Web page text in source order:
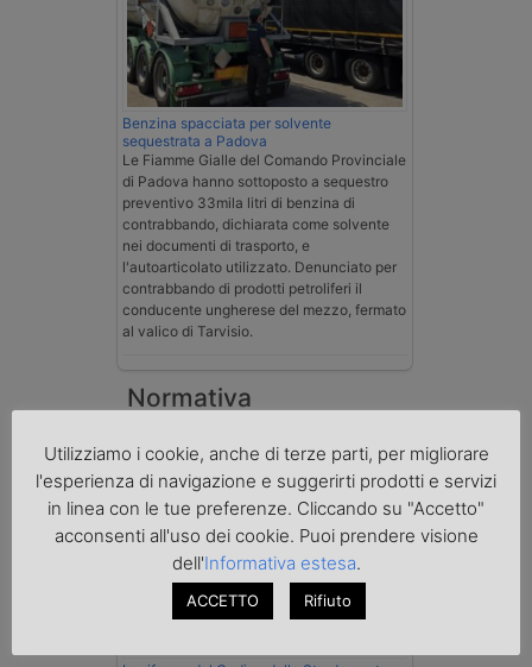
Benzina spacciata per solvente
sequestrata a Padova
Le Fiamme Gialle del Comando Provinciale
di Padova hanno sottoposto a sequestro
preventivo 33mila litri di benzina di
contrabbando, dichiarata come solvente
nei documenti di trasporto, e
l'autoarticolato utilizzato. Denunciato per
contrabbando di prodotti petroliferi il
conducente ungherese del mezzo, fermato
al valico di Tarvisio.
Normativa
Utilizziamo i cookie, anche di terze parti, per migliorare
l'esperienza di navigazione e suggerirti prodotti e servizi
in linea con le tue preferenze. Cliccando su "Accetto"
acconsenti all'uso dei cookie. Puoi prendere visione
dell'Informativa estesa.
ACCETTO Rifiuto